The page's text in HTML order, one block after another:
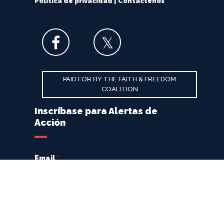
PAID FOR BY THE FAITH & FREEDOM
COALITION
Inscríbase para Alertas de
Acción
Email*